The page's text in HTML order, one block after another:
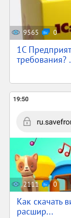
9565 0
1С
требования?
2111 0
Как скачать
расшир...